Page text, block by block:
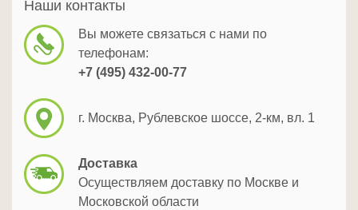
Наши контакты
Вы можете связаться с нами по
телефонам:
+7 (495) 432-00-77
г. Москва, Рублевское шоссе, 2-км, вл. 1
Доставка
Осуществляем доставку по Москве и
Московской области